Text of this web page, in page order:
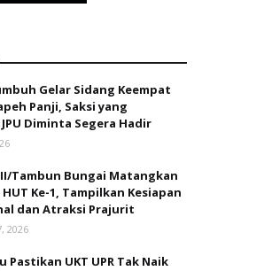
Gelar Sidang Keempat
Panji, Saksi yang
Diminta Segera Hadir
Tambun Bungai Matangkan
Ke-1, Tampilkan Kesiapan
dan Atraksi Prajurit
2026
Pastikan UKT UPR Tak Naik